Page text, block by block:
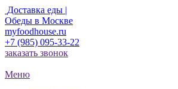
Доставка еды |
Обеды в Москве
myfoodhouse.ru
+7 (985) 095-33-22
заказать звонок
Меню